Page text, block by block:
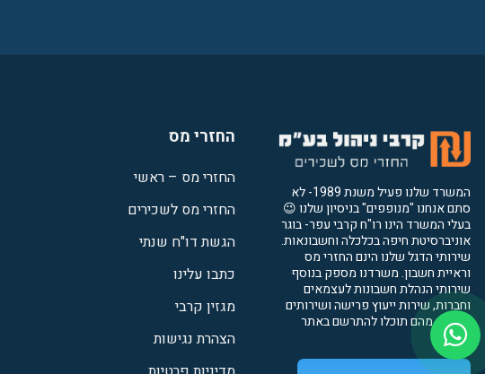
המשרד שלנו פעיל משנת 1989- לא
סתם אנחנו "מנופפים" בניסיון שלנו 😉
בעלי המשרד הינו רו"ח קרבי עפר- בוגר
אוניברסיטת חיפה בכלכלה וחשבונאות.
שירותי הדגל שלנו הינם החזרי מס
וראיית חשבון. משרדנו מספק בנוסף
שירותי הנהלת חשבונות לעצמאים
וחברות, שירות ייעוץ פרישה ושירותים
נוספים מהם תוכלו להתרשם באתר
שלנו.
החזרי מס
החזרי מס – ראשי
החזרי מס לשכירים
הגשת דו"ח שנתי
כתבו עלינו
מגזין קרבי
הצהרת נגישות